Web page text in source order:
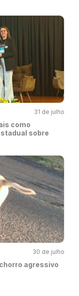
31 de julho
como
sobre
30 de julho
agressivo